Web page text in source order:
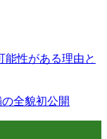
能性がある理由と
全貌初公開